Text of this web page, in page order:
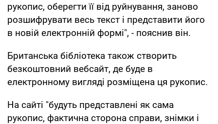
рукопис, оберегти її від руйнування, заново
розшифрувати весь текст і представити його
в новій електронній формі", - пояснив він.
Британська бібліотека також створить
безкоштовний вебсайт, де буде в
електронному вигляді розміщена ця рукопис.
На сайті "будуть представлені як сама
рукопис, фактична сторона справи, знімки і